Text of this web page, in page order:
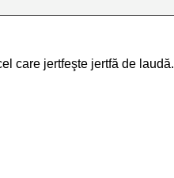
care jertfeşte jertfă de laudă.